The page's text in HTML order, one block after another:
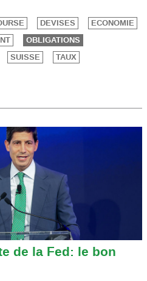
DEVISES
ECONOMIE
OBLIGATIONS
SUISSE TAUX
de la Fed: le bon